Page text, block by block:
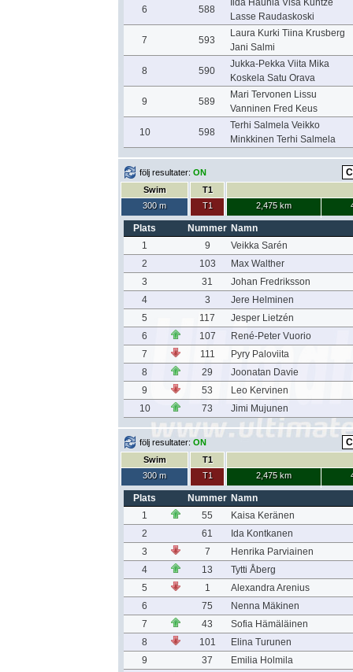
6 588
Iida Hauhia Visa Kuntze
Lasse Raudaskoski
7 593
Laura Kurki Tiina Krusberg
Jani Salmi
8 590
Jukka-Pekka Viita Mika
Koskela Satu Orava
9 589
Mari Tervonen Lissu
Vanninen Fred Keus
10 598
Terhi Salmela Veikko
Minkkinen Terhi Salmela
följ resultater: ON
Swim
300 m
T1
T1
2,475 km
Plats Nummer Namn
1
9
Veikka Sarén
2
103
Max Walther
3
31
Johan Fredriksson
4
3
Jere Helminen
5
117
Jesper Lietzén
6
107
René-Peter Vuorio
7
111
Pyry Paloviita
8
29
Joonatan Davie
9
53
Leo Kervinen
10
73 Jimi Mujunen
följ resultater: ON
Swim
300 m
T1
T1
2,475 km
Plats Nummer Namn
1
55
Kaisa Keränen
2
61
Ida Kontkanen
3
7
Henrika Parviainen
4
13
Tytti Åberg
5
1
Alexandra Arenius
6
75
Nenna Mäkinen
7
43
Sofia Hämäläinen
8
101
Elina Turunen
9
37
Emilia Holmila